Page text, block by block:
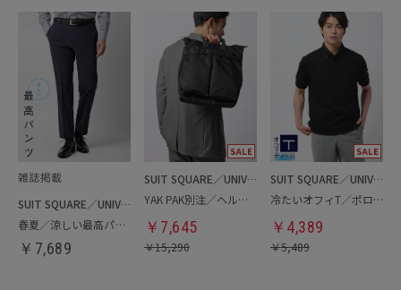
SUIT SQUARE／UNIVERSAL LANGUAGE
春夏／涼しい最高パンツ
￥ 7,689
SUIT SQUARE／UNIVERSAL LANGUAGE
YAK PAK別注／ヘルメットバッグ
￥ 7,645
￥15,290
SUIT SQUARE／UNIVERSAL LANGUAGE
冷たいオフィT／ポロシャツ
￥ 4,389
￥5,489